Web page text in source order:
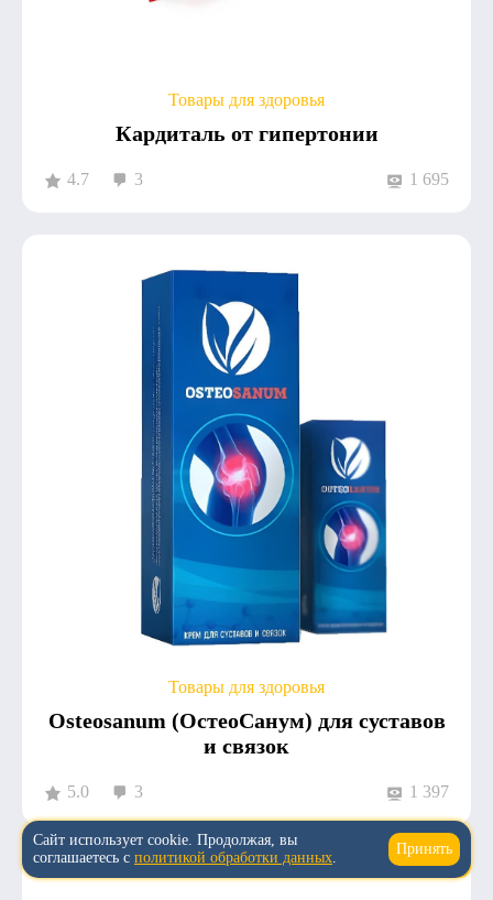
Товары для здоровья
Кардиталь от гипертонии
4.7 3 1 695
Товары для здоровья
Osteosanum (ОстеоСанум) для суставов
и связок
5.0 3 1 397
↑
Сайт использует cookie. Продолжая, вы
соглашаетесь с политикой обработки данных.
Принять